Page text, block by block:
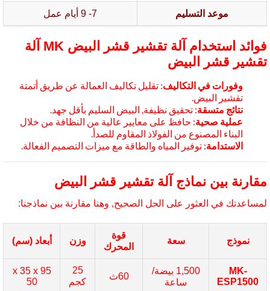
موعد التسليم
فوائد استخدام آلة تقشير قشر البيض MK آلة
قشر البيض
وفورات في التكاليف: تقليل تكاليف العمالة عن طريق أتمتة
تقشير البيض.
نتائج متسقة: تحقيق نظيفة, البيض السليم بأقل جهد.
عملية صحية: حافظ على معايير عالية من النظافة من خلال
البناء المصنوع من الفولاذ المقاوم للصدأ.
الاستدامة: توفير المياه والطاقة مع ميزات التصميم الفعالة.
بين نماذج آلة تقشير قشر البيض
في العثور على الحل الصحيح, وهنا مقارنة بين نماذجنا:
نموذج سعة
قوة
المحرك
وزن أبعاد (سم)
MK-
ESP1500
1,500 بيضة/
ساعة
60ث
25
كجم
95 x 35 x
50